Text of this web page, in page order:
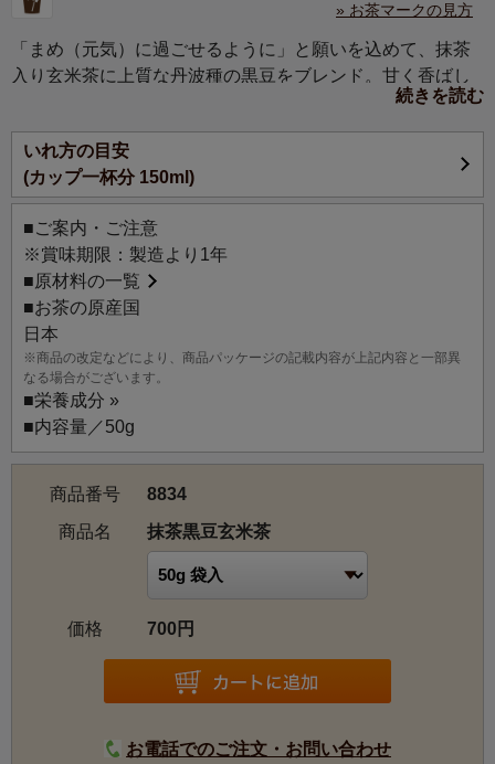
» お茶マークの見方
「まめ（元気）に過ごせるように」と願いを込めて、抹茶
入り玄米茶に上質な丹波種の黒豆をブレンド。甘く香ばし
い豆とまろやかな抹茶の風味をお楽しみください。続きを読む
いれ方の目安
(カップ一杯分 150ml)
■ご案内・ご注意
※賞味期限：製造より1年
■原材料の一覧
■お茶の原産国
日本
※商品の改定などにより、商品パッケージの記載内容が上記内容と一部異
なる場合がございます。
■栄養成分 »
■内容量／50g
商品番号
8834
商品名
抹茶黒豆玄米茶
価格 700円
お電話でのご注文・お問い合わせ